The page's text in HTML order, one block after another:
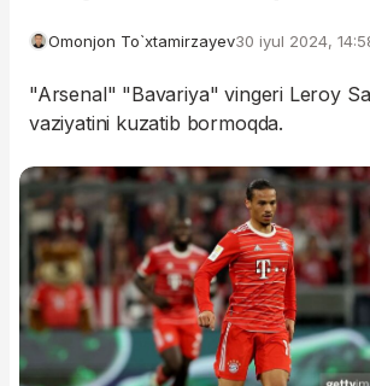
Omonjon To`xtamirzayev30 iyul 2024,
"Arsenal" "Bavariya" vingeri Leroy
vaziyatini kuzatib bormoqda.